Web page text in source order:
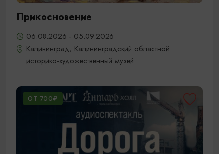
Прикосновение
06.08.2026 - 05.09.2026
Калининград, Калининградский областной
историко-художественный музей
ОТ 700₽